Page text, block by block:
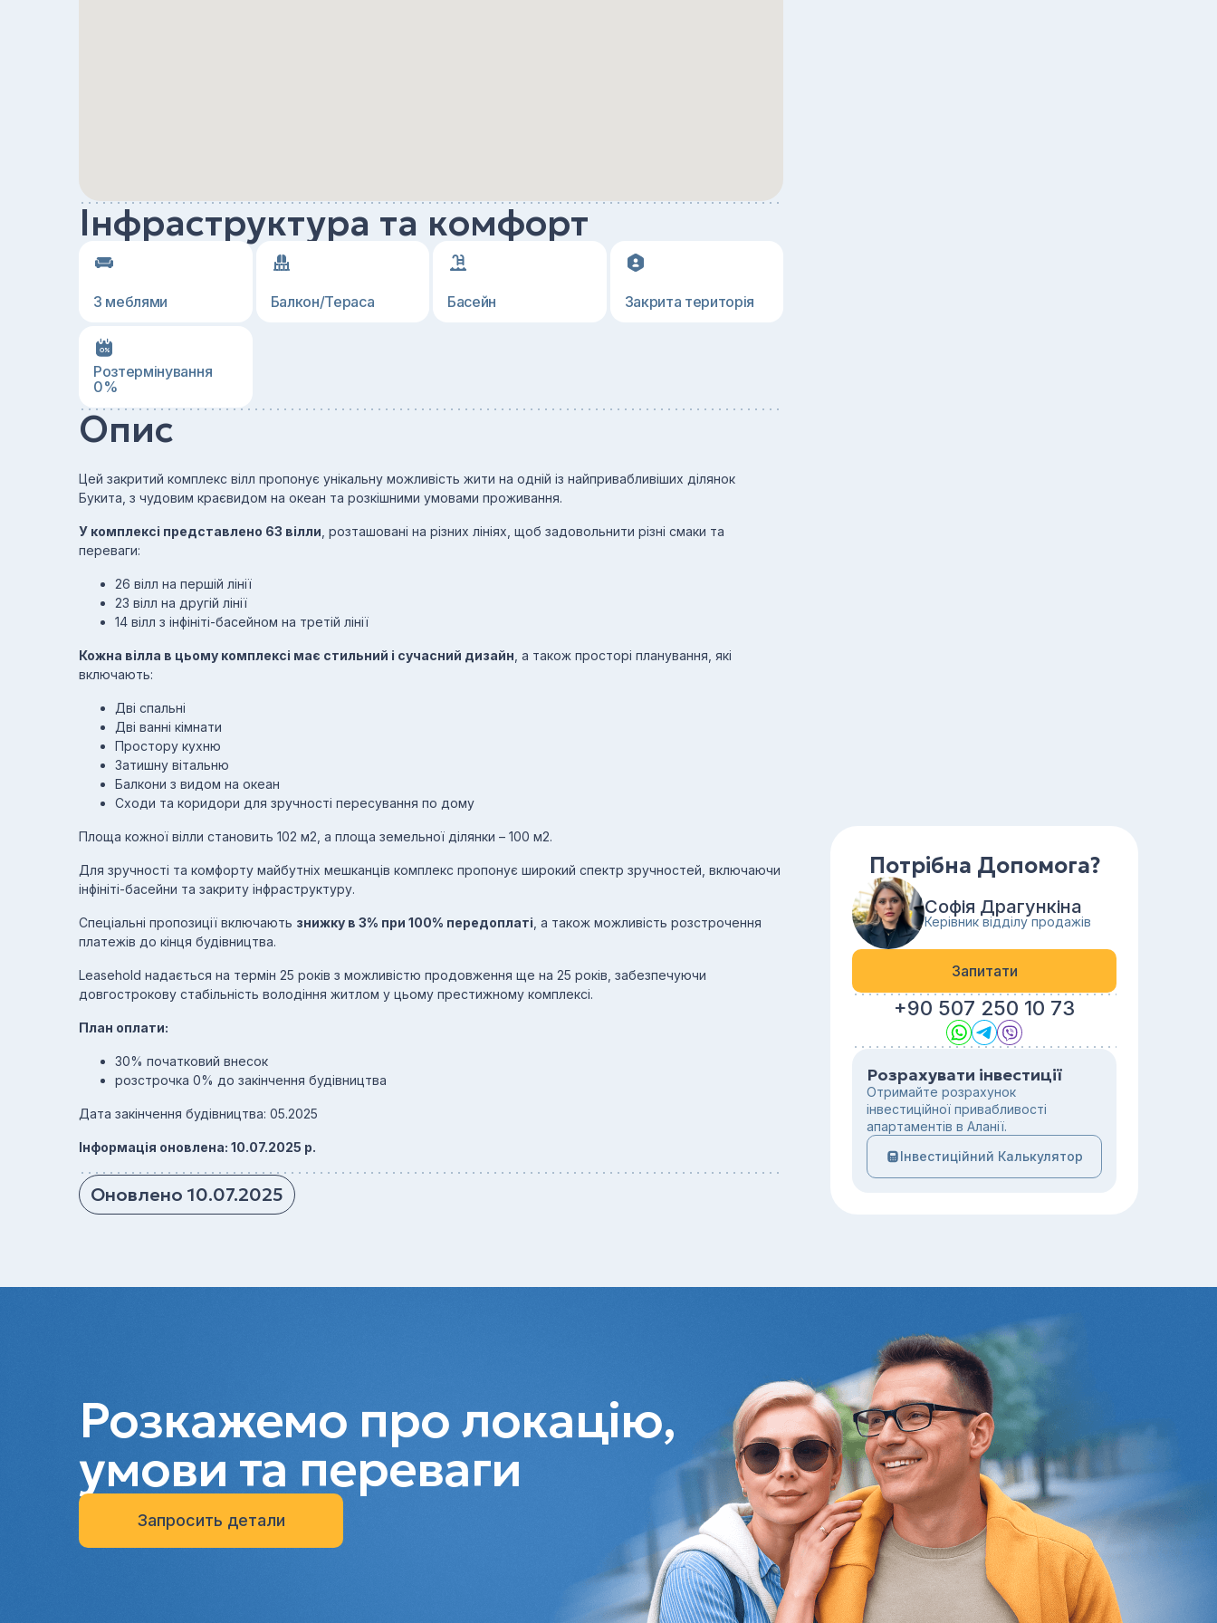
Інфраструктура та комфорт
З меблями Балкон/Тераса Басейн Закрита територія
Розтермінування
0%
Опис
Цей закритий комплекс вілл пропонує унікальну можливість жити на одній із найпривабливіших ділянок
Букита, з чудовим краєвидом на океан та розкішними умовами проживання.
У комплексі представлено 63 вілли , розташовані на різних лініях, щоб задовольнити різні смаки та
переваги:
26 вілл на першій лінії
23 вілл на другій лінії
14 вілл з інфініті-басейном на третій лінії
Кожна вілла в цьому комплексі має стильний і сучасний дизайн , а також просторі планування, які
включають:
Дві спальні
Дві ванні кімнати
Простору кухню
Затишну вітальню
Балкони з видом на океан
Сходи та коридори для зручності пересування по дому
Площа кожної вілли становить 102 м2, а площа земельної ділянки – 100 м2.
Для зручності та комфорту майбутніх мешканців комплекс пропонує широкий спектр зручностей, включаючи
інфініті-басейни та закриту інфраструктуру.
Спеціальні пропозиції включають знижку в 3% при 100% передоплаті , а також можливість розстрочення
платежів до кінця будівництва.
Leasehold надається на термін 25 років з можливістю продовження ще на 25 років, забезпечуючи
довгострокову стабільність володіння житлом у цьому престижному комплексі.
План оплати:
30% початковий внесок
розстрочка 0% до закінчення будівництва
Дата закінчення будівництва: 05.2025
Інформація оновлена: 10.07.2025 р.
Оновлено 10.07.2025
Потрібна Допомога?
Софія Драгункіна
Керівник відділу продажів
Запитати
+90 507 250 10 73
Розрахувати інвестиції
Отримайте розрахунок
інвестиційної привабливості
апартаментів в Аланії.
Інвестиційний Калькулятор
Розкажемо про локацію,
умови та переваги
Запросить детали